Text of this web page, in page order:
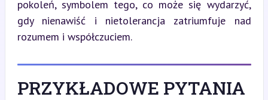
pokoleń, symbolem tego, co może się wydarzyć,
gdy nienawiść i nietolerancja zatriumfuje nad
rozumem i współczuciem.
PRZYKŁADOWE PYTANIA